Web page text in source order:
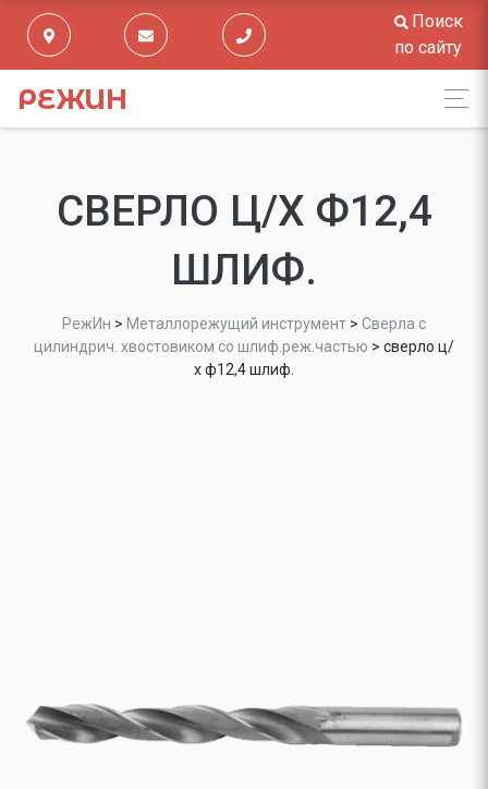
Поиск
по сайту
РЕЖИН
СВЕРЛО Ц/Х Ф12,4
ШЛИФ.
РежИн > Металлорежущий инструмент > Сверла с
цилиндрич. хвостовиком со шлиф.реж.частью > сверло ц/
х ф12,4 шлиф.